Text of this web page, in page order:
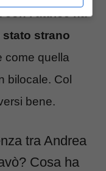
l’attrice ha
stato strano
come quella
bilocale. Col
bene.
tra Andrea
Cosa ha